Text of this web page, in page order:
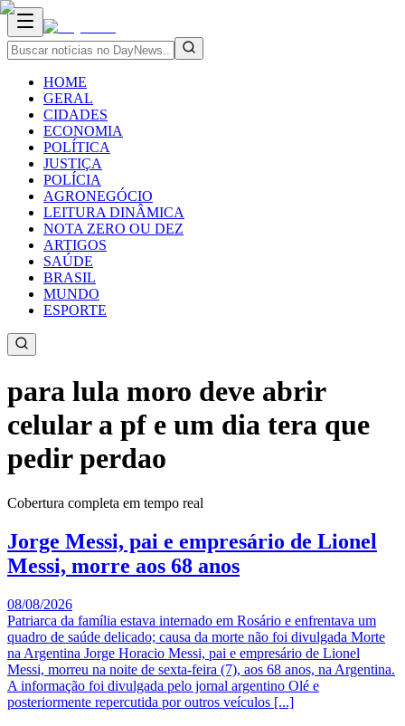
HOME
GERAL
CIDADES
ECONOMIA
POLÍTICA
JUSTIÇA
POLÍCIA
AGRONEGÓCIO
LEITURA DINÂMICA
NOTA ZERO OU DEZ
ARTIGOS
SAÚDE
BRASIL
MUNDO
ESPORTE
para lula moro deve abrir
celular a pf e um dia tera que
pedir perdao
Cobertura completa em tempo real
Jorge Messi, pai e empresário de Lionel
Messi, morre aos 68 anos
08/08/2026
Patriarca da família estava internado em Rosário e enfrentava um
quadro de saúde delicado; causa da morte não foi divulgada Morte
na Argentina Jorge Horacio Messi, pai e empresário de Lionel
Messi, morreu na noite de sexta-feira (7), aos 68 anos, na Argentina.
A informação foi divulgada pelo jornal argentino Olé e
posteriormente repercutida por outros veículos [...]